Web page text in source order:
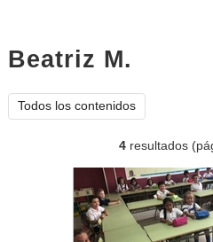
Beatriz M.
Todos los contenidos
4 resultados